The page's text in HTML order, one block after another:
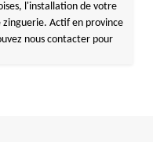
l'installation de votre
Actif en province
nous contacter pour